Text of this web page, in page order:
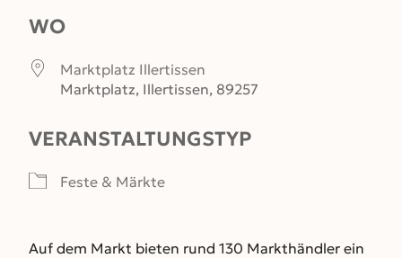
WO
Marktplatz Illertissen
Marktplatz, Illertissen, 89257
VERANSTALTUNGSTYP
Feste & Märkte
Auf dem Markt bieten rund 130 Markthändler ein